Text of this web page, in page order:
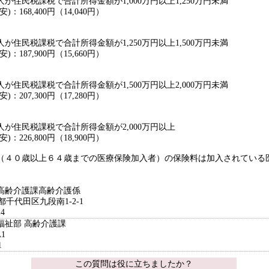
：168,400円（14,040円）
が住民税課税で合計所得金額が1,250万円以上1,500万円未満
：187,900円（15,660円）
が住民税課税で合計所得金額が1,500万円以上2,000万円未満
：207,300円（17,280円）
が住民税課税で合計所得金額が2,000万円以上
：226,800円（18,900円）
歳以上６４歳までの医療保険加入者）の保険料は加入されている
齢介護課高齢介護係
代田区九段南1-2-1
祉部 高齢介護課
この質問は役に立ちましたか？